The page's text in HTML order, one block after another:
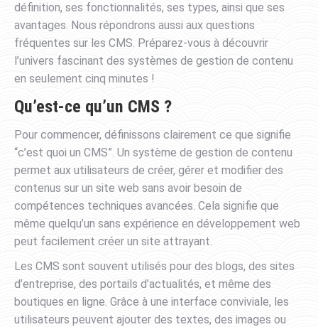
définition, ses fonctionnalités, ses types, ainsi que ses
avantages. Nous répondrons aussi aux questions
fréquentes sur les CMS. Préparez-vous à découvrir
l’univers fascinant des systèmes de gestion de contenu
en seulement cinq minutes !
Qu’est-ce qu’un CMS ?
Pour commencer, définissons clairement ce que signifie
“c’est quoi un CMS”. Un système de gestion de contenu
permet aux utilisateurs de créer, gérer et modifier des
contenus sur un site web sans avoir besoin de
compétences techniques avancées. Cela signifie que
même quelqu’un sans expérience en développement web
peut facilement créer un site attrayant.
Les CMS sont souvent utilisés pour des blogs, des sites
d’entreprise, des portails d’actualités, et même des
boutiques en ligne. Grâce à une interface conviviale, les
utilisateurs peuvent ajouter des textes, des images ou